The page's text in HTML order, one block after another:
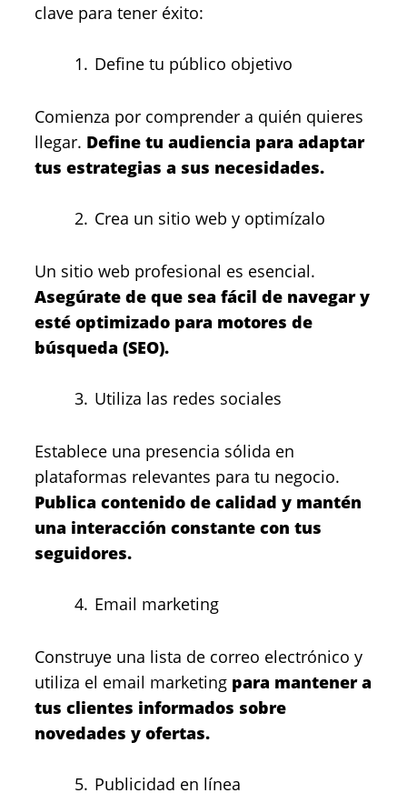
clave para tener éxito:
Define tu público objetivo
Comienza por comprender a quién quieres
llegar. Define tu audiencia para adaptar
tus estrategias a sus necesidades.
Crea un sitio web y optimízalo
Un sitio web profesional es esencial.
Asegúrate de que sea fácil de navegar y
esté optimizado para motores de
búsqueda (SEO).
Utiliza las redes sociales
Establece una presencia sólida en
plataformas relevantes para tu negocio.
Publica contenido de calidad y mantén
una interacción constante con tus
seguidores.
Email marketing
Construye una lista de correo electrónico y
utiliza el email marketing para mantener a
tus clientes informados sobre
novedades y ofertas.
Publicidad en línea